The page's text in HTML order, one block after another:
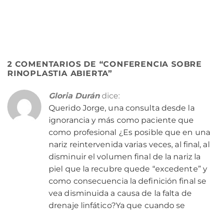
2 COMENTARIOS DE “CONFERENCIA SOBRE
RINOPLASTIA ABIERTA”
Gloria Durán dice:
Querido Jorge, una consulta desde la
ignorancia y más como paciente que
como profesional ¿Es posible que en una
nariz reintervenida varias veces, al final, al
disminuir el volumen final de la nariz la
piel que la recubre quede “excedente” y
como consecuencia la definición final se
vea disminuida a causa de la falta de
drenaje linfático?Ya que cuando se